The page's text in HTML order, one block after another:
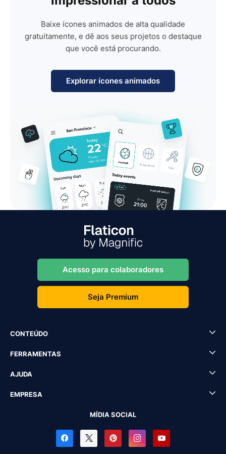
Baixe ícones animados de alta qualidade
gratuitamente, e dê aos seus projetos o destaque
que você está procurando.
Explorar ícones animados
Acesso para colaboradores
Seja Premium
CONTEÚDO
FERRAMENTAS
AJUDA
EMPRESA
MÍDIA SOCIAL